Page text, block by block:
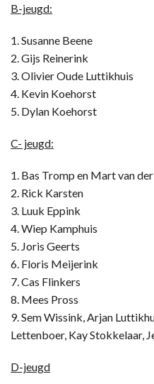
B-jeugd:
1. Susanne Beene
2. Gijs Reinerink
3. Olivier Oude Luttikhuis
4. Kevin Koehorst
5. Dylan Koehorst
C- jeugd:
1. Bas Tromp en Mart van
2. Rick Karsten
3. Luuk Eppink
4. Wiep Kamphuis
5. Joris Geerts
6. Floris Meijerink
7. Cas Flinkers
8. Mees Pross
9. Sem Wissink, Arjan
Lettenboer, Kay Stokkelaar,
D-jeugd